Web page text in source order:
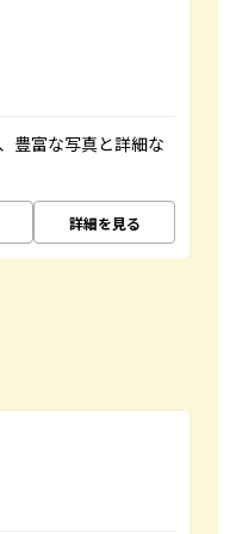
豊富な写真と詳細な
詳細を見る